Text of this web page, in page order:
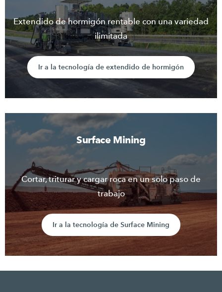
Extendido de hormigón rentable con una variedad
ilimitada
Ir a la tecnología de extendido de hormigón
Surface Mining
Cortar, triturar y cargar roca en un solo paso de
trabajo
Ir a la tecnología de Surface Mining